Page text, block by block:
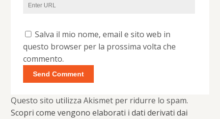
Salva il mio nome, email e sito web in
questo browser per la prossima volta che
commento.
Questo sito utilizza Akismet per ridurre lo spam.
Scopri come vengono elaborati i dati derivati dai